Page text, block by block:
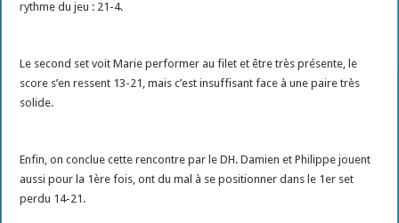
rythme du jeu : 21-4.
Le second set voit Marie performer au filet et être très présente, le
score s’en ressent 13-21, mais c’est insuffisant face à une paire très
solide.
Enfin, on conclue cette rencontre par le DH. Damien et Philippe jouent
aussi pour la 1ère fois, ont du mal à se positionner dans le 1er set
perdu 14-21.